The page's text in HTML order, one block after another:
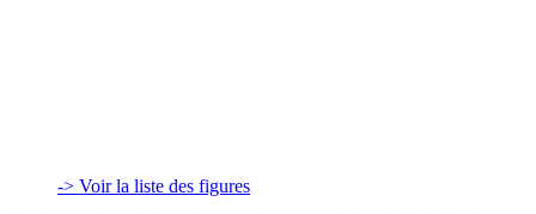
-> Voir la liste des figures